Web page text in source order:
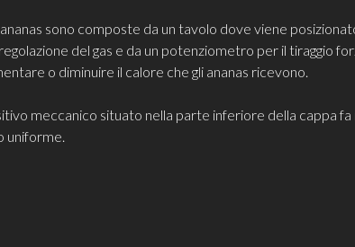
sono composte da un tavolo dove viene
del gas e da un potenziometro per il tiraggio
o diminuire il calore che gli ananas ricevono.
meccanico situato nella parte inferiore della cappa fa
uniforme.